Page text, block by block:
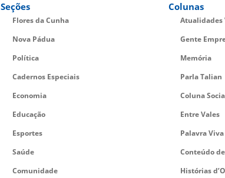
Seções
Flores da Cunha
Nova Pádua
Política
Cadernos Especiais
Economia
Educação
Esportes
Saúde
Comunidade
Colunas
Gente
Memória
Parla Talian
Coluna
Entre Vales
Palavra Viva
Conteúdo
Histórias